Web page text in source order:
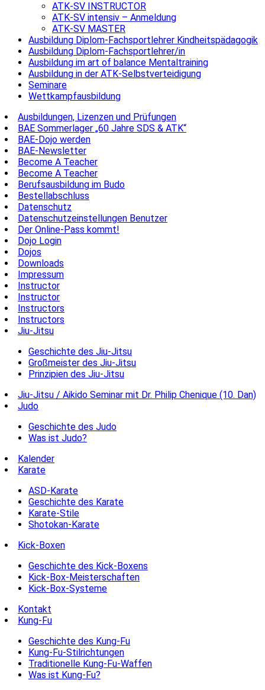
ATK-SV INSTRUCTOR
ATK-SV intensiv – Anmeldung
ATK-SV MASTER
Ausbildung Diplom-Fachsportlehrer Kindheitspädagogik
Ausbildung Diplom-Fachsportlehrer/in
Ausbildung im art of balance Mentaltraining
Ausbildung in der ATK-Selbstverteidigung
Seminare
Wettkampfausbildung
Ausbildungen, Lizenzen und Prüfungen
BAE Sommerlager „60 Jahre SDS & ATK“
BAE-Dojo werden
BAE-Newsletter
Become A Teacher
Become A Teacher
Berufsausbildung im Budo
Bestellabschluss
Datenschutz
Datenschutzeinstellungen Benutzer
Der Online-Pass kommt!
Dojo Login
Dojos
Downloads
Impressum
Instructor
Instructor
Instructors
Instructors
Jiu-Jitsu
Geschichte des Jiu-Jitsu
Großmeister des Jiu-Jitsu
Prinzipien des Jiu-Jitsu
Jiu-Jitsu / Aikido Seminar mit Dr. Philip Chenique (10. Dan)
Judo
Geschichte des Judo
Was ist Judo?
Kalender
Karate
ASD-Karate
Geschichte des Karate
Karate-Stile
Shotokan-Karate
Kick-Boxen
Geschichte des Kick-Boxens
Kick-Box-Meisterschaften
Kick-Box-Systeme
Kontakt
Kung-Fu
Geschichte des Kung-Fu
Kung-Fu-Stilrichtungen
Traditionelle Kung-Fu-Waffen
Was ist Kung-Fu?